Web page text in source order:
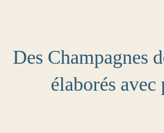
Des Champagnes
élaborés avec